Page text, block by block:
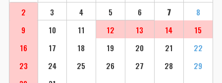
2
3 4 5 6 7
8
9
10 11 12 13 14
15
16
17 18 19 20 21
22
23
24 25 26 27 28
29